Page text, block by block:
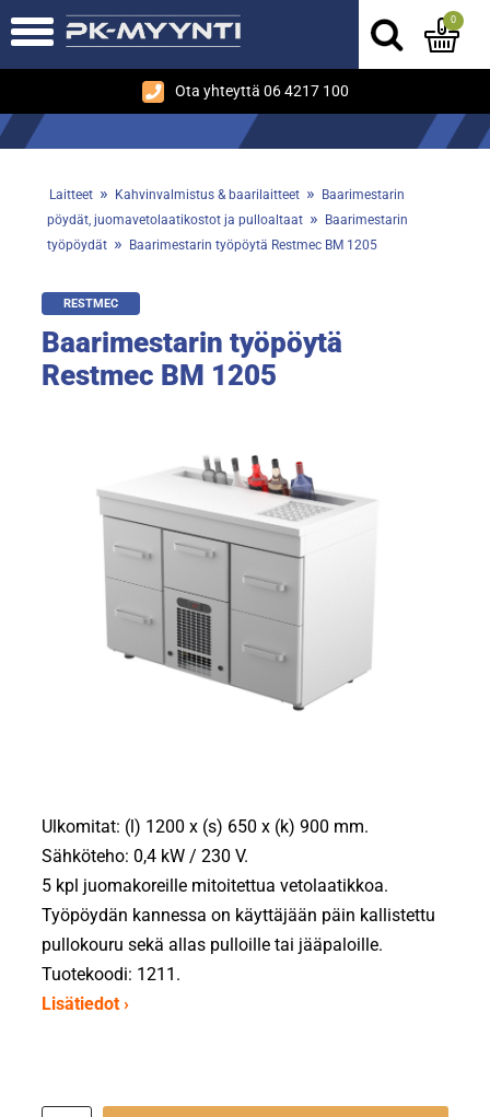
Ota yhteyttä 06 4217 100
0
Laitteet » Kahvinvalmistus & baarilaitteet »
Baarimestarin
pöydät, juomavetolaatikostot ja pulloaltaat »
Baarimestarin
työpöydät » Baarimestarin työpöytä Restmec BM 1205
RESTMEC
Baarimestarin työpöytä
Restmec BM 1205
Ulkomitat: (l) 1200 x (s) 650 x (k) 900 mm.
Sähköteho: 0,4 kW / 230 V.
5 kpl juomakoreille mitoitettua vetolaatikkoa.
Työpöydän kannessa on käyttäjään päin kallistettu
pullokouru sekä allas pulloille tai jääpaloille.
Tuotekoodi: 1211.
Lisätiedot ›